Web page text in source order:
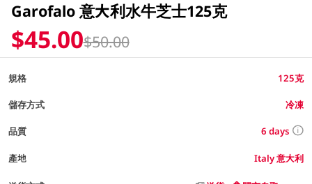
Garofalo 意大利水牛芝士125克
$45.00$50.00
規格 125克
儲存方式 冷凍
品質 6 days
產地 Italy 意大利